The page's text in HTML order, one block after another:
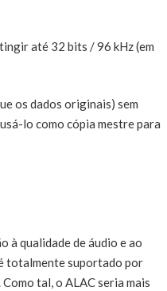
até 32 bits / 96 kHz (em
os dados originais) sem
lo como cópia mestre para
à qualidade de áudio e ao
totalmente suportado por
tal, o ALAC seria mais